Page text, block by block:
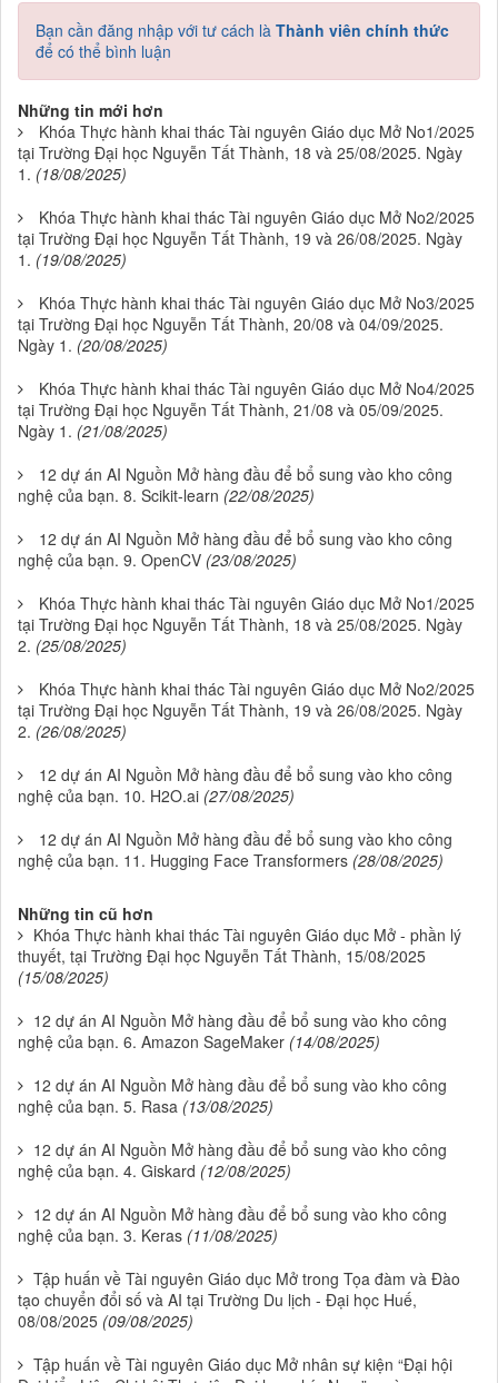
Bạn cần đăng nhập với tư cách là Thành viên chính thức
để có thể bình luận
Những tin mới hơn
Khóa Thực hành khai thác Tài nguyên Giáo dục Mở No1/2025
tại Trường Đại học Nguyễn Tất Thành, 18 và 25/08/2025. Ngày
1. (18/08/2025)
Khóa Thực hành khai thác Tài nguyên Giáo dục Mở No2/2025
tại Trường Đại học Nguyễn Tất Thành, 19 và 26/08/2025. Ngày
1. (19/08/2025)
Khóa Thực hành khai thác Tài nguyên Giáo dục Mở No3/2025
tại Trường Đại học Nguyễn Tất Thành, 20/08 và 04/09/2025.
Ngày 1. (20/08/2025)
Khóa Thực hành khai thác Tài nguyên Giáo dục Mở No4/2025
tại Trường Đại học Nguyễn Tất Thành, 21/08 và 05/09/2025.
Ngày 1. (21/08/2025)
12 dự án AI Nguồn Mở hàng đầu để bổ sung vào kho công
nghệ của bạn. 8. Scikit-learn (22/08/2025)
12 dự án AI Nguồn Mở hàng đầu để bổ sung vào kho công
nghệ của bạn. 9. OpenCV (23/08/2025)
Khóa Thực hành khai thác Tài nguyên Giáo dục Mở No1/2025
tại Trường Đại học Nguyễn Tất Thành, 18 và 25/08/2025. Ngày
2. (25/08/2025)
Khóa Thực hành khai thác Tài nguyên Giáo dục Mở No2/2025
tại Trường Đại học Nguyễn Tất Thành, 19 và 26/08/2025. Ngày
2. (26/08/2025)
12 dự án AI Nguồn Mở hàng đầu để bổ sung vào kho công
nghệ của bạn. 10. H2O.ai (27/08/2025)
12 dự án AI Nguồn Mở hàng đầu để bổ sung vào kho công
nghệ của bạn. 11. Hugging Face Transformers (28/08/2025)
Những tin cũ hơn
Khóa Thực hành khai thác Tài nguyên Giáo dục Mở - phần lý
thuyết, tại Trường Đại học Nguyễn Tất Thành, 15/08/2025
(15/08/2025)
12 dự án AI Nguồn Mở hàng đầu để bổ sung vào kho công
nghệ của bạn. 6. Amazon SageMaker (14/08/2025)
12 dự án AI Nguồn Mở hàng đầu để bổ sung vào kho công
nghệ của bạn. 5. Rasa (13/08/2025)
12 dự án AI Nguồn Mở hàng đầu để bổ sung vào kho công
nghệ của bạn. 4. Giskard (12/08/2025)
12 dự án AI Nguồn Mở hàng đầu để bổ sung vào kho công
nghệ của bạn. 3. Keras (11/08/2025)
Tập huấn về Tài nguyên Giáo dục Mở trong Tọa đàm và Đào
tạo chuyển đổi số và AI tại Trường Du lịch - Đại học Huế,
08/08/2025 (09/08/2025)
Tập huấn về Tài nguyên Giáo dục Mở nhân sự kiện “Đại hội